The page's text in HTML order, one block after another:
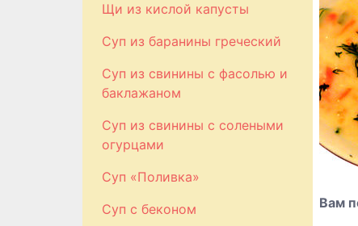
Щи из кислой капусты
Суп из баранины греческий
Суп из свинины с фасолью и
баклажаном
Суп из свинины с солеными
огурцами
Суп «Поливка»
Суп с беконом
Вам